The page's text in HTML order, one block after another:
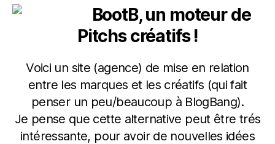
BootB, un moteur de
Pitchs créatifs !
Voici un site (agence) de mise en relation
entre les marques et les créatifs (qui fait
penser un peu/beaucoup à BlogBang).
Je pense que cette alternative peut être trés
intéressante, pour avoir de nouvelles idées